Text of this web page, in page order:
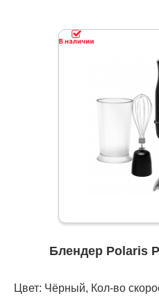
Блендер Polaris
Цвет: Чёрный, Кол-во